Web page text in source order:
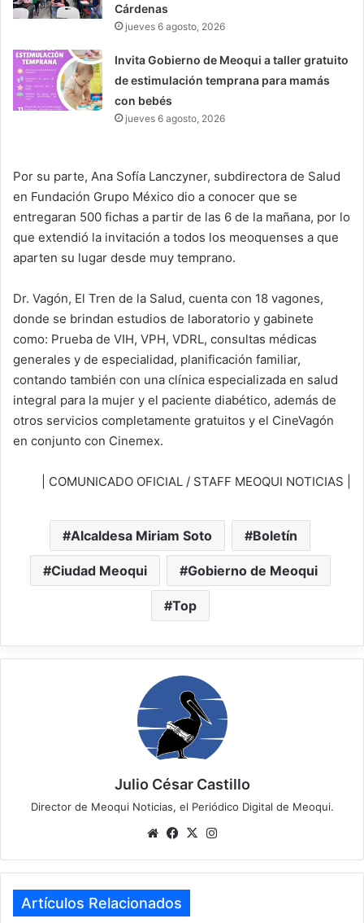
Cárdenas
jueves 6 agosto, 2026
Invita Gobierno de Meoqui a taller gratuito
de estimulación temprana para mamás
con bebés
jueves 6 agosto, 2026
Por su parte, Ana Sofía Lanczyner, subdirectora de Salud
en Fundación Grupo México dio a conocer que se
entregaran 500 fichas a partir de las 6 de la mañana, por lo
que extendió la invitación a todos los meoquenses a que
aparten su lugar desde muy temprano.
Dr. Vagón, El Tren de la Salud, cuenta con 18 vagones,
donde se brindan estudios de laboratorio y gabinete
como: Prueba de VIH, VPH, VDRL, consultas médicas
generales y de especialidad, planificación familiar,
contando también con una clínica especializada en salud
integral para la mujer y el paciente diabético, además de
otros servicios completamente gratuitos y el CineVagón
en conjunto con Cinemex.
| COMUNICADO OFICIAL / STAFF MEOQUI NOTICIAS |
Alcaldesa Miriam Soto Boletín
Ciudad Meoqui Gobierno de Meoqui
Top
Julio César Castillo
Director de Meoqui Noticias, el Periódico Digital de Meoqui.
We
te
Fa
bo
ok
X
ra
Artículos Relacionados